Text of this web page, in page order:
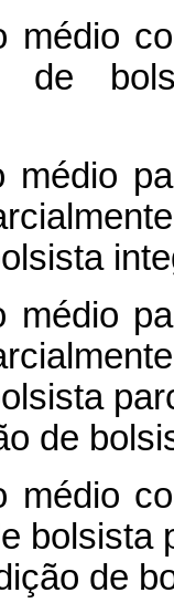
médio
de
médio
médio
de
médio
bolsista
de